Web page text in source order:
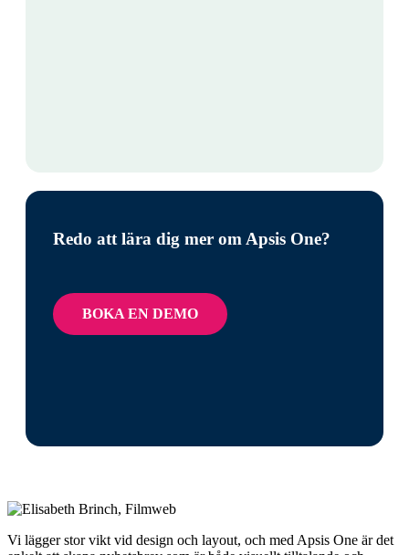
Redo att lära dig mer om Apsis One?
BOKA EN DEMO
Vi lägger stor vikt vid design och layout, och med Apsis One är det